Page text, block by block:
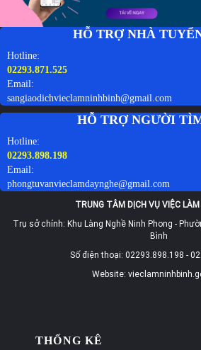
HỖ TRỢ NHÀ
Hotline:
02293.871.525
Email:
sangiaodichvieclamninhbinh@gmail.com
HỖ TRỢ NGƯỜI
Hotline:
02293.898.198
Email:
phongtuvanvieclamdaynghe@gmail.com
TRUNG TÂM DỊCH VỤ VIỆC
Trụ sở chính: Khu Làng Nghề Ninh Phong -
Bình
Số điện thoại: 02293.898.198 -
Website:
THỐNG KÊ